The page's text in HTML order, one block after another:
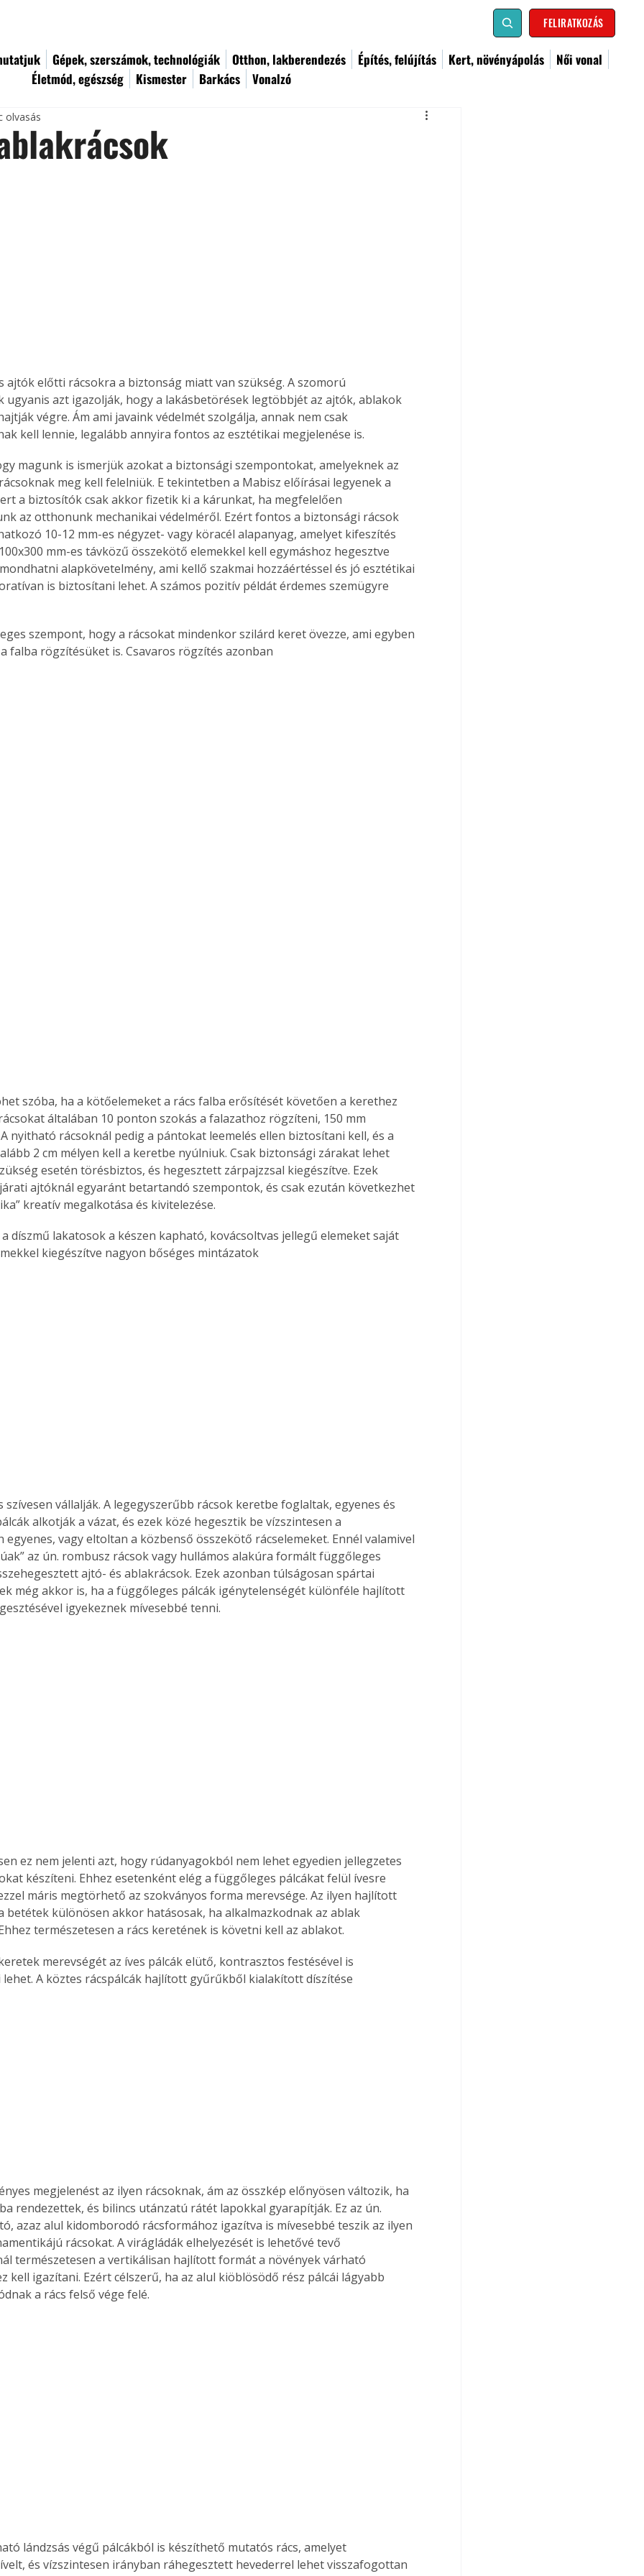
FELIRATKOZÁS
Gépek, szerszámok, technológiák Otthon, lakberendezés Építés, felújítás Kert, növényápolás
Női vonal
Életmód, egészség
Kismester Barkács Vonalzó
vagy
is
Bárhol,
élve
az
Gyógyító növények: a
természet kincsei az
olvasás
ajtók előtti rácsokra a biztonság miatt van szükség. A szomorú
ugyanis azt igazolják, hogy a lakásbetörések legtöbbjét az ajtók, ablakok
végre. Ám ami javaink védelmét szolgálja, annak nem csak
kell lennie, legalább annyira fontos az esztétikai megjelenése is.
magunk is ismerjük azokat a biztonsági szempontokat, amelyeknek az
meg kell felelniük. E tekintetben a Mabisz előírásai legyenek a
a biztosítók csak akkor fizetik ki a kárunkat, ha megfelelően
az otthonunk mechanikai védelméről. Ezért fontos a biztonsági rácsok
10-12 mm-es négyzet- vagy köracél alapanyag, amelyet kifeszítés
mm-es távközű összekötő elemekkel kell egymáshoz hegesztve
alapkövetelmény, ami kellő szakmai hozzáértéssel és jó esztétikai
is biztosítani lehet. A számos pozitív példát érdemes szemügyre
falba rögzítésüket is. Csavaros rögzítés azonban
szóba, ha a kötőelemeket a rács falba erősítését követően a kerethez
általában 10 ponton szokás a falazathoz rögzíteni, 150 mm
nyitható rácsoknál pedig a pántokat leemelés ellen biztosítani kell, és a
2 cm mélyen kell a keretbe nyúlniuk. Csak biztonsági zárakat lehet
esetén törésbiztos, és hegesztett zárpajzzsal kiegészítve. Ezek
ajtóknál egyaránt betartandó szempontok, és csak ezután következhet
kreatív megalkotása és kivitelezése.
kiegészítve nagyon bőséges mintázatok
szívesen vállalják. A legegyszerűbb rácsok keretbe foglaltak, egyenes és
alkotják a vázat, és ezek közé hegesztik be vízszintesen a
egyenes, vagy eltoltan a közbenső összekötő rácselemeket. Ennél valamivel
az ún. rombusz rácsok vagy hullámos alakúra formált függőleges
ajtó- és ablakrácsok. Ezek azonban túlságosan spártai
még akkor is, ha a függőleges pálcák igénytelenségét különféle hajlított
igyekeznek mívesebbé tenni.
készíteni. Ehhez esetenként elég a függőleges pálcákat felül ívesre
máris megtörhető az szokványos forma merevsége. Az ilyen hajlított
betétek különösen akkor hatásosak, ha alkalmazkodnak az ablak
természetesen a rács keretének is követni kell az ablakot.
lehet. A köztes rácspálcák hajlított gyűrűkből kialakított díszítése
megjelenést az ilyen rácsoknak, ám az összkép előnyösen változik, ha
rendezettek, és bilincs utánzatú rátét lapokkal gyarapítják. Ez az ún.
azaz alul kidomborodó rácsformához igazítva is mívesebbé teszik az ilyen
rácsokat. A virágládák elhelyezését is lehetővé tevő
természetesen a vertikálisan hajlított formát a növények várható
kell igazítani. Ezért célszerű, ha az alul kiöblösödő rész pálcái lágyabb
a rács felső vége felé.
és vízszintesen irányban ráhegesztett hevederrel lehet visszafogottan